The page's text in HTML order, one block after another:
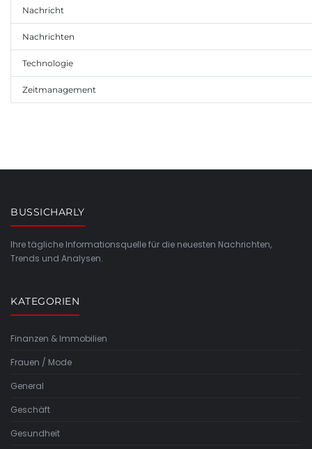
Nachricht
Nachrichten
Technologie
Zeitmanagement
BUSSICHARLY
Ihre tägliche Informationsquelle für die neuesten Nachrichten,
Trends und Analysen.
KATEGORIEN
Finanzen & Immobilien
Frauen / Mode
General
Geschäft
Gesundheit